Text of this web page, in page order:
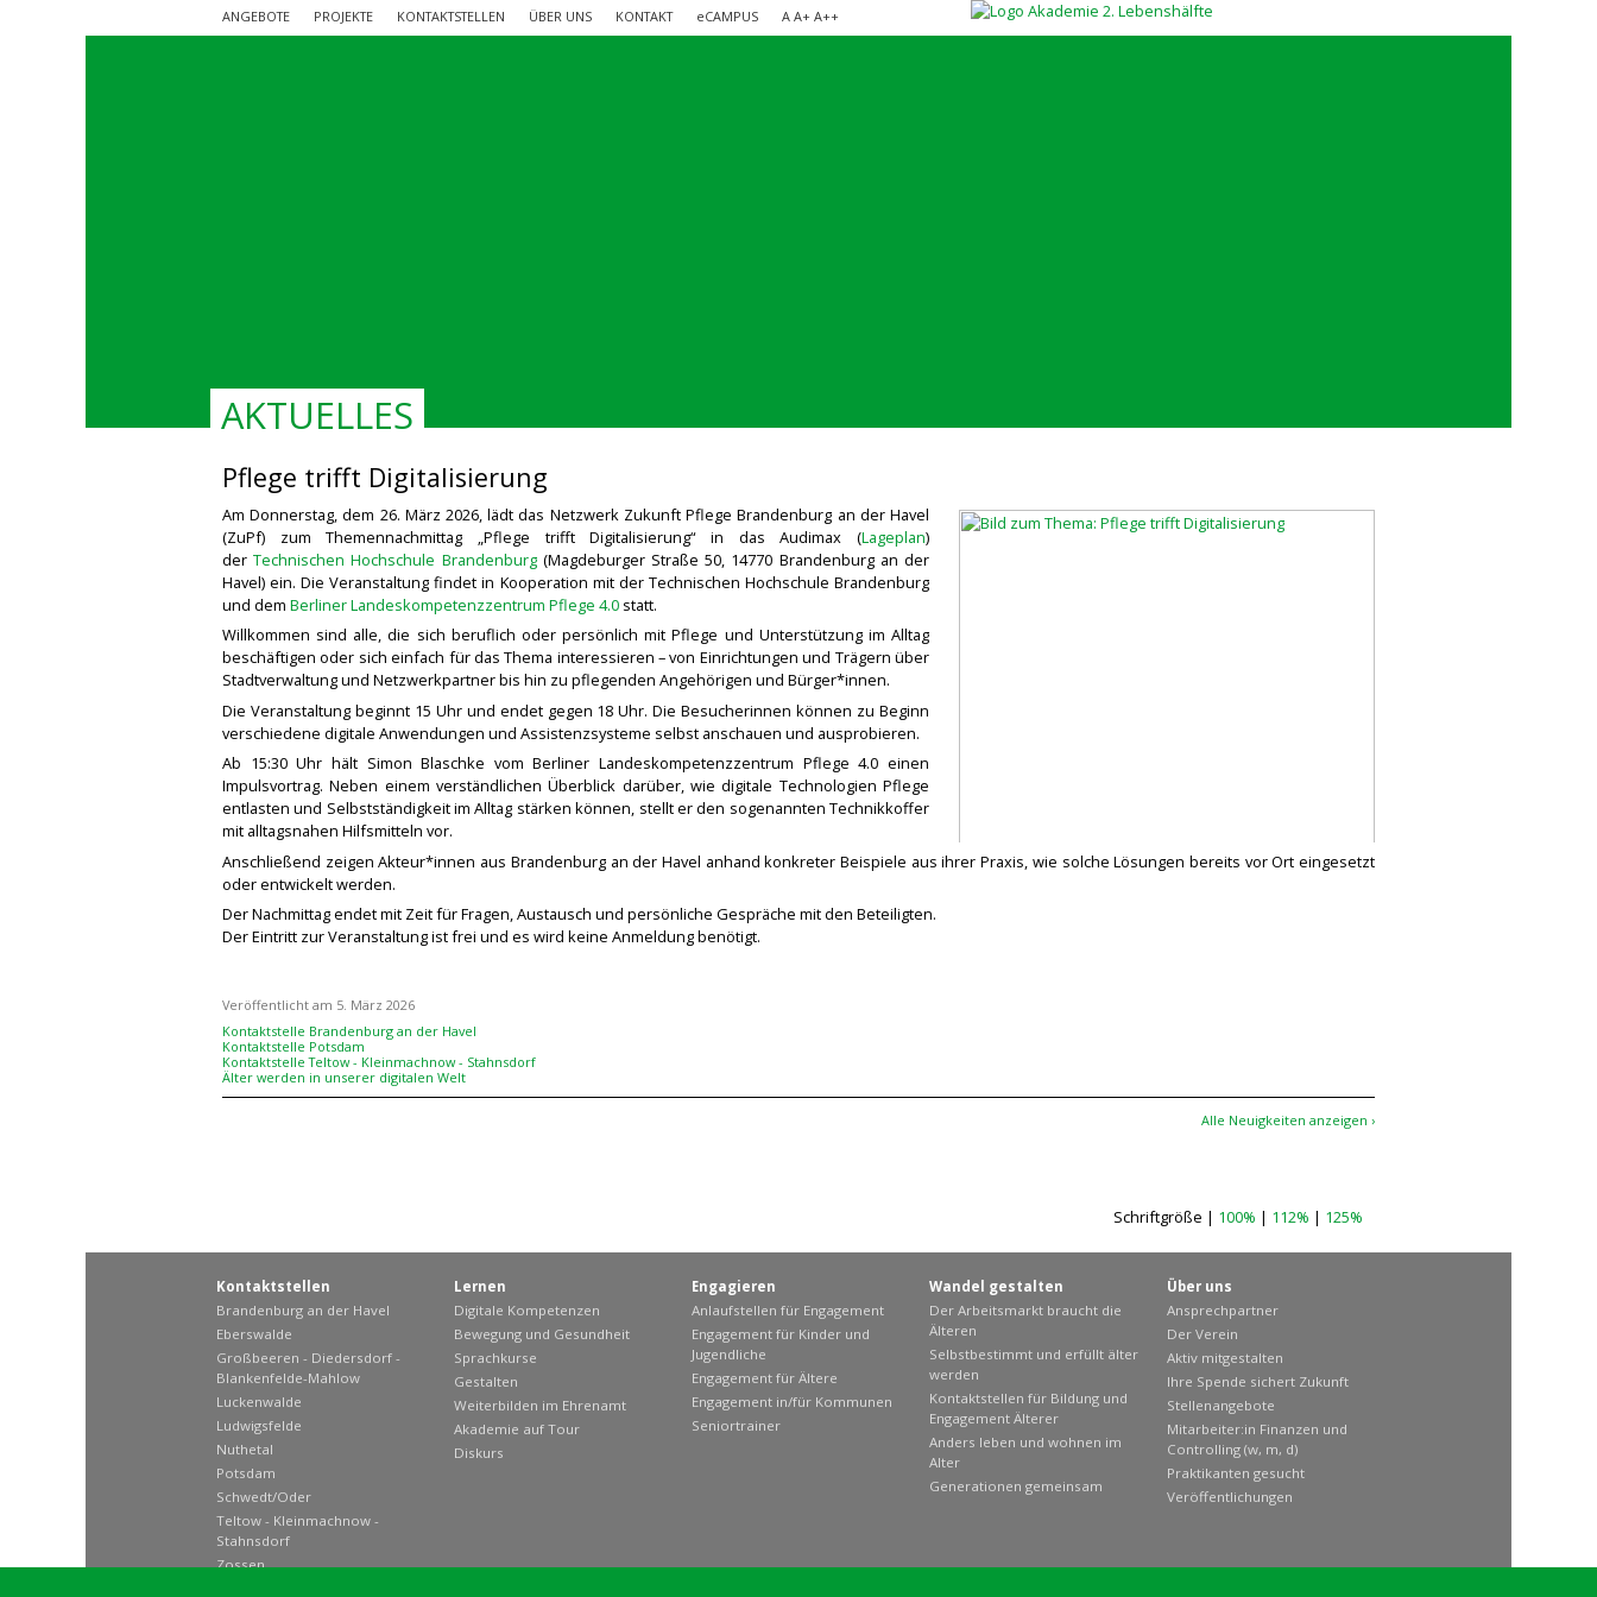
ANGEBOTE PROJEKTE KONTAKTSTELLEN ÜBER UNS KONTAKT eCAMPUS A A+ A++
AKTUELLES
Pflege trifft Digitalisierung
Am Donnerstag, dem 26. März 2026, lädt das Netzwerk Zukunft Pflege Brandenburg an der Havel
(ZuPf) zum Themennachmittag „Pflege trifft Digitalisierung“ in das Audimax (Lageplan)
derTechnischen Hochschule Brandenburg(Magdeburger Straße 50, 14770 Brandenburg an der
Havel) ein. Die Veranstaltung findet in Kooperation mit der Technischen Hochschule Brandenburg
und dem Berliner Landeskompetenzzentrum Pflege 4.0 statt.
Willkommen sind alle, die sich beruflich oder persönlich mit Pflege und Unterstützung im Alltag
beschäftigen oder sich einfach für das Thema interessieren – von Einrichtungen und Trägern über
Stadtverwaltung und Netzwerkpartner bis hin zu pflegenden Angehörigen und Bürger*innen.
Die Veranstaltung beginnt 15 Uhr und endet gegen 18 Uhr. Die Besucherinnen können zu Beginn
verschiedene digitale Anwendungen und Assistenzsysteme selbst anschauen und ausprobieren.
Ab 15:30 Uhr hält Simon Blaschke vom Berliner Landeskompetenzzentrum Pflege 4.0 einen
Impulsvortrag. Neben einem verständlichen Überblick darüber, wie digitale Technologien Pflege
entlasten und Selbstständigkeit im Alltag stärken können, stellt er den sogenannten Technikkoffer
mit alltagsnahen Hilfsmitteln vor.
Anschließend zeigen Akteur*innen aus Brandenburg an der Havel anhand konkreter Beispiele aus ihrer Praxis, wie solche Lösungen bereits vor Ort eingesetzt
oder entwickelt werden.
Der Nachmittag endet mit Zeit für Fragen, Austausch und persönliche Gespräche mit den Beteiligten.
Der Eintritt zur Veranstaltung ist frei und es wird keine Anmeldung benötigt.
Veröffentlicht am 5. März 2026
Kontaktstelle Brandenburg an der Havel
Kontaktstelle Potsdam
Kontaktstelle Teltow - Kleinmachnow - Stahnsdorf
Älter werden in unserer digitalen Welt
Alle Neuigkeiten anzeigen ›
Schriftgröße | 100% | 112% | 125%
Kontaktstellen
Brandenburg an der Havel
Eberswalde
Großbeeren - Diedersdorf -
Blankenfelde-Mahlow
Luckenwalde
Ludwigsfelde
Nuthetal
Potsdam
Schwedt/Oder
Teltow - Kleinmachnow -
Stahnsdorf
Zossen
Lernen
Digitale Kompetenzen
Bewegung und Gesundheit
Sprachkurse
Gestalten
Weiterbilden im Ehrenamt
Akademie auf Tour
Diskurs
Engagieren
Anlaufstellen für Engagement
Engagement für Kinder und
Jugendliche
Engagement für Ältere
Engagement in/für Kommunen
Seniortrainer
Wandel gestalten
Der Arbeitsmarkt braucht die
Älteren
Selbstbestimmt und erfüllt älter
werden
Kontaktstellen für Bildung und
Engagement Älterer
Anders leben und wohnen im
Alter
Generationen gemeinsam
Über uns
Ansprechpartner
Der Verein
Aktiv mitgestalten
Ihre Spende sichert Zukunft
Stellenangebote
Mitarbeiter:in Finanzen und
Controlling (w, m, d)
Praktikanten gesucht
Veröffentlichungen